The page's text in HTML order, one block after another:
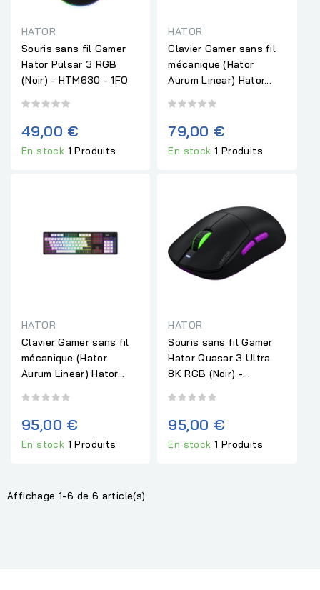
HATOR
Souris sans fil Gamer
Hator Pulsar 3 RGB
(Noir) - HTM630 - 1FO
49,00 €
En stock 1 Produits
HATOR
Clavier Gamer sans fil
mécanique (Hator
Aurum Linear) Hator...
79,00 €
En stock1 Produits
HATOR
Clavier Gamer sans fil
mécanique (Hator
Aurum Linear) Hator...
95,00 €
En stock 1 Produits
HATOR
Souris sans fil Gamer
Hator Quasar 3 Ultra
8K RGB (Noir) -...
95,00 €
En stock1 Produits
Affichage 1-6 de 6 article(s)